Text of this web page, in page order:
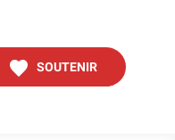
SOUTENIR